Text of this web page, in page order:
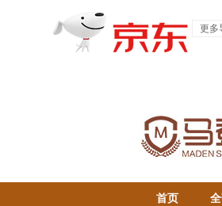
更多
首页